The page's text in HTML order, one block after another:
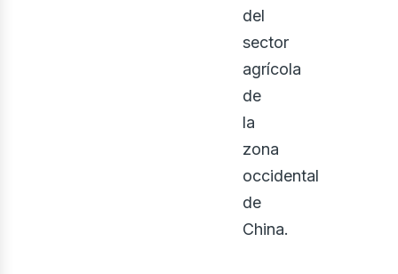
del
sector
agrícola
de
la
zona
occidental
de
China.